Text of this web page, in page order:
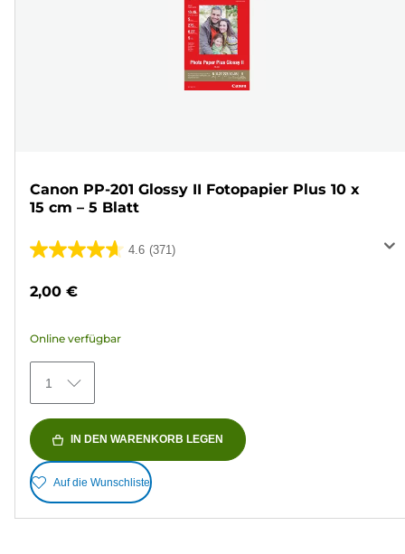
Canon PP-201 Glossy II Fotopapier Plus 10 x
15 cm – 5 Blatt
4.6 (371)
4.6
371
Bewertungen
2,00 €
Online verfügbar
1
IN DEN WARENKORB LEGEN
Auf die Wunschliste